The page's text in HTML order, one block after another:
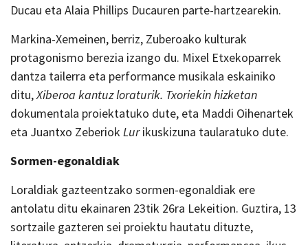
Ducau eta Alaia Phillips Ducauren parte-hartzearekin.
Markina-Xemeinen, berriz, Zuberoako kulturak
protagonismo berezia izango du. Mixel Etxekoparrek
dantza tailerra eta performance musikala eskainiko
ditu,Xiberoa kantuz loraturik. Txoriekin hizketan
dokumentala proiektatuko dute, eta Maddi Oihenartek
eta Juantxo Zeberiok Lurikuskizuna taularatuko dute.
Sormen-egonaldiak
Loraldiak gazteentzako sormen-egonaldiak ere
antolatu ditu ekainaren 23tik 26ra Lekeition. Guztira, 13
sortzaile gazteren sei proiektu hautatu dituzte,